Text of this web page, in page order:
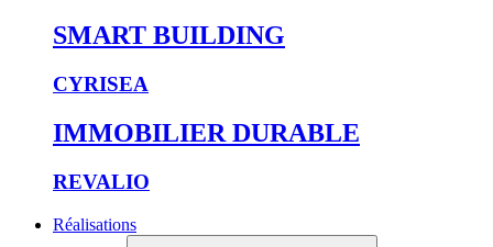
SMART BUILDING
CYRISEA
IMMOBILIER DURABLE
REVALIO
Réalisations